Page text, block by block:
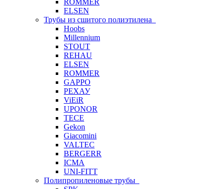
ROMMER
ELSEN
Трубы из сшитого полиэтилена
Hoobs
Millennium
STOUT
REHAU
ELSEN
ROMMER
GAPPO
РЕХАУ
ViEiR
UPONOR
TECE
Gekon
Giacomini
VALTEC
BERGERR
ICMA
UNI-FITT
Полипропиленовые трубы